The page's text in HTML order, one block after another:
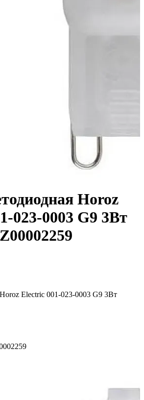
Horoz
023-0003 G9 3Вт
Electric 001-023-0003 G9 3Вт